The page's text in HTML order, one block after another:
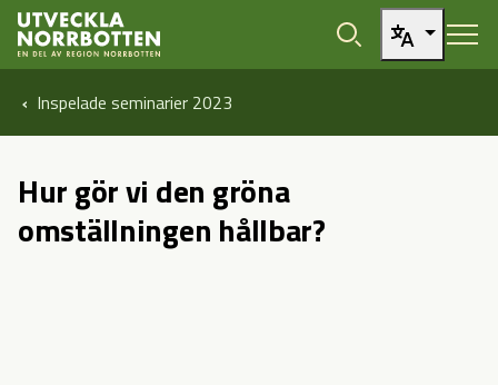
Öppna sidans huvudnavigering
Hoppa till sidans innehåll
Hoppa direkt till artikel
Inspelade seminarier 2023
Hur gör vi den gröna
omställningen hållbar?